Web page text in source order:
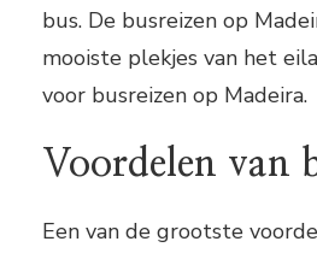
bus. De busreizen op
mooiste plekjes van het
voor busreizen op Madeira.
Voordelen van
Een van de grootste